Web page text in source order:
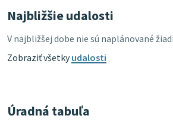
Najbližšie udalosti
V najbližšej dobe nie sú naplánované
Zobraziť všetkyudalosti
Úradná tabuľa